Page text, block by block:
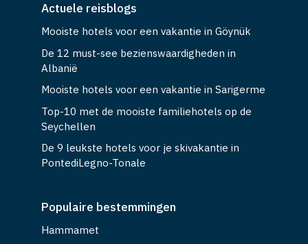
Actuele reisblogs
Mooiste hotels voor een vakantie in Göynük
De 12 must-see bezienswaardigheden in
Albanië
Mooiste hotels voor een vakantie in Sarigerme
Top-10 met de mooiste familiehotels op de
Seychellen
De 9 leukste hotels voor je skivakantie in
PontediLegno-Tonale
Populaire bestemmingen
Hammamet